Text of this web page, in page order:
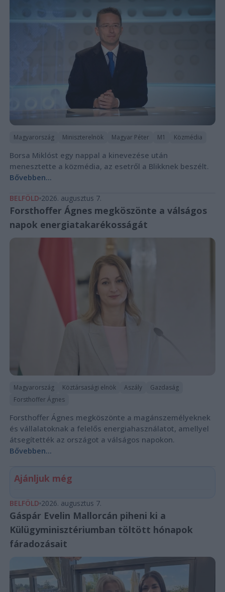
Magyarország Miniszterelnök Magyar Péter M1 Közmédia
Borsa Miklóst egy nappal a kinevezése után
menesztette a közmédia, az esetről a Blikknek beszélt.
Bővebben...
BELFÖLD 2026. augusztus 7.
Forsthoffer Ágnes megköszönte a válságos
napok energiatakarékosságát
Magyarország Köztársasági elnök Aszály
Gazdaság
Forsthoffer Ágnes
Forsthoffer Ágnes megköszönte a magánszemélyeknek
és vállalatoknak a felelős energiahasználatot, amellyel
átsegítették az országot a válságos napokon.
Bővebben...
Ajánljuk még
BELFÖLD 2026. augusztus 7.
Gáspár Evelin Mallorcán piheni ki a
Külügyminisztériumban töltött hónapok
fáradozásait